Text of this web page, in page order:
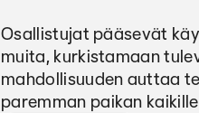
Osallistujat pääsevät
muita, kurkistamaan
mahdollisuuden auttaa
paremman paikan